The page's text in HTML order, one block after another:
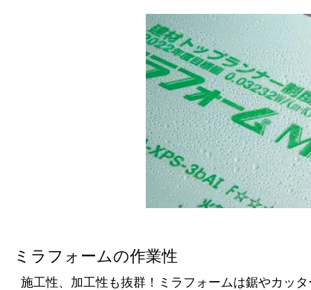
ミラフォームの作業性
施工性、加工性も抜群！ミラフォームは鋸やカッ